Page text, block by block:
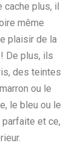
cache plus, il
même
plaisir de la
De plus, ils
des teintes
ou le
le bleu ou le
et ce,